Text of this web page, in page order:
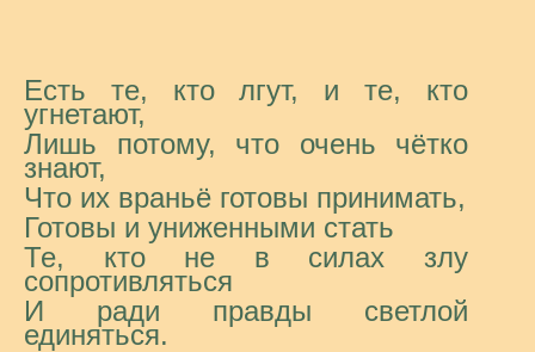
Есть те, кто лгут, и те, кто
угнетают,
Лишь потому, что очень чётко
знают,
Что их враньё готовы принимать,
Готовы и униженными стать
Те, кто не в силах злу
сопротивляться
И ради правды светлой
единяться.